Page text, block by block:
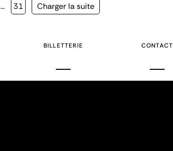
… Page
31
Page
Charger la suite
BILLETTERIE CONTACT